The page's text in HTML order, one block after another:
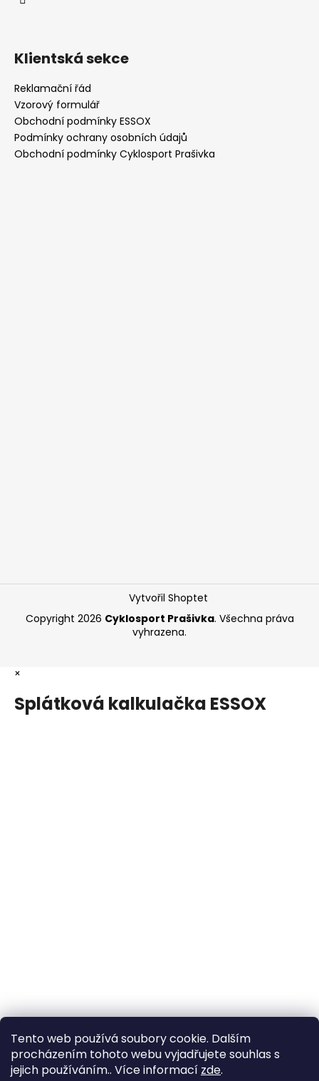
Tento web používá soubory cookie. Dalším
procházením tohoto webu vyjadřujete souhlas s
jejich používáním.. Více informací zde.
Klientská sekce
Reklamační řád
Vzorový formulář
Obchodní podmínky ESSOX
Podmínky ochrany osobních údajů
Obchodní podmínky Cyklosport Prašivka
Vytvořil Shoptet
Copyright 2026 Cyklosport Prašivka. Všechna práva
vyhrazena.
×
Splátková kalkulačka ESSOX